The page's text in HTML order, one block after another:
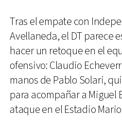
Tras el empate con
Avellaneda, el DT parece
hacer un retoque en el
ofensivo: Claudio
manos de Pablo Solari,
para acompañar a Miguel
ataque en el Estadio